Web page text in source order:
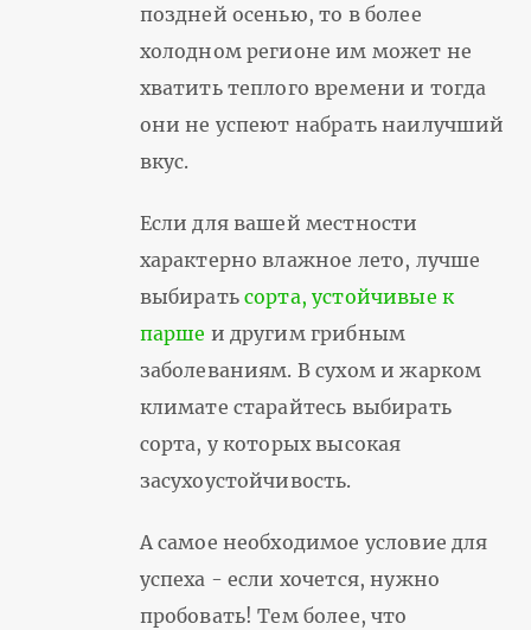
поздней осенью, то в более
холодном регионе им может не
хватить теплого времени и тогда
они не успеют набрать наилучший
вкус.
Если для вашей местности
характерно влажное лето, лучше
выбиратьсорта, устойчивые к
парше и другим грибным
заболеваниям. В сухом и жарком
климате старайтесь выбирать
сорта, у которых высокая
засухоустойчивость.
А самое необходимое условие для
успеха - если хочется, нужно
пробовать! Тем более, что